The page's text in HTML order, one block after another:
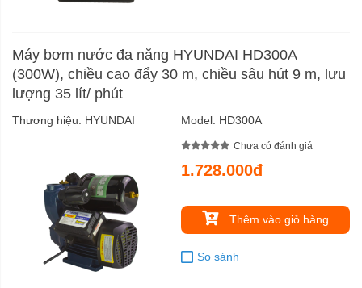
Máy bơm nước đa năng HYUNDAI HD300A
(300W), chiều cao đẩy 30 m, chiều sâu hút 9 m, lưu
lượng 35 lít/ phút
Thương hiệu: HYUNDAI Model: HD300A
Chưa có đánh giá
1.728.000đ
Thêm vào giỏ hàng
So sánh